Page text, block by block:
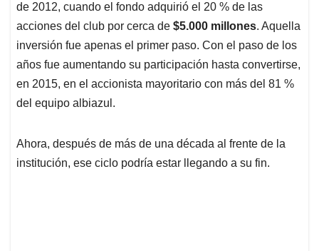
de 2012, cuando el fondo adquirió el 20 % de las
acciones del club por cerca de $5.000 millones. Aquella
inversión fue apenas el primer paso. Con el paso de los
años fue aumentando su participación hasta convertirse,
en 2015, en el accionista mayoritario con más del 81 %
del equipo albiazul.
Ahora, después de más de una década al frente de la
institución, ese ciclo podría estar llegando a su fin.